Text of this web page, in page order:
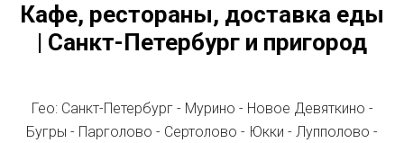
Кафе, рестораны, доставка еды
| Санкт-Петербург и пригород
Гео: Санкт-Петербург - Мурино - Новое Девяткино -
Бугры - Парголово - Сертолово - Юкки - Лупполово -